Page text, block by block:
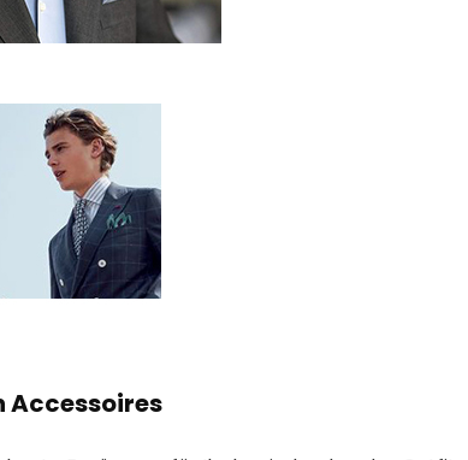
Accessoires